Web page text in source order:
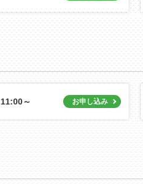
11:00～